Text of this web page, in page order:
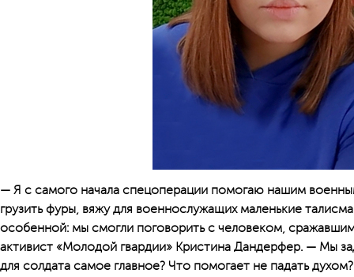
— Я с самого начала спецоперации помогаю нашим
грузить фуры, вяжу для военнослужащих маленькие
особенной: мы смогли поговорить с человеком,
активист «Молодой гвардии» Кристина Дандерфер. — Мы
для солдата самое главное? Что помогает не падать